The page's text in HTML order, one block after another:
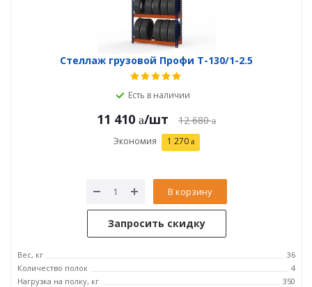
Стеллаж грузовой Профи Т-130/1-2.5
Есть в наличии
11 410 /шт 12 680
Экономия 1 270
В корзину
Запросить скидку
Вес, кг
36
Количество полок
4
Нагрузка на полку, кг
350